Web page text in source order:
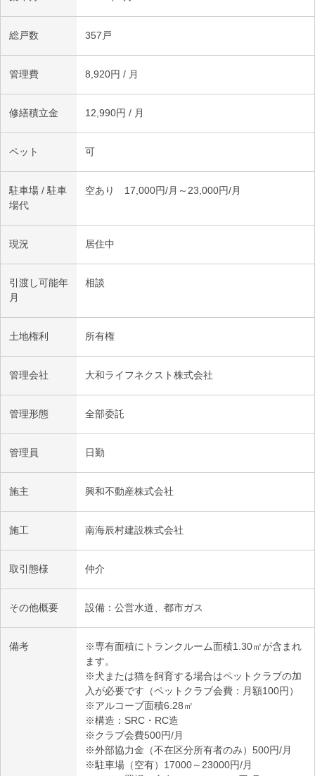
総戸数 357戸
管理費 8,920円 / 月
修繕積立金 12,990円 / 月
ペット 可
駐車場 / 駐車
場代
空あり 17,000円/月～23,000円/月
現況 居住中
引渡し可能年
月
相談
土地権利 所有権
管理会社 大和ライフネクスト株式会社
管理形態 全部委託
管理員 日勤
施主 興和不動産株式会社
施工 南海辰村建設株式会社
取引態様 仲介
その他概要 設備：公営水道、都市ガス
備考
※専有面積にトランクルーム面積1.30㎡が含まれ
ます。
※犬または猫を飼育する場合はペットクラブの加
入が必要です（ペットクラブ会費：月額100円）
※アルコーブ面積6.28㎡
※構造：SRC・RC造
※クラブ会費500円/月
※外部協力金（不在区分所有者のみ）500円/月
※駐車場（空有）17000～23000円/月